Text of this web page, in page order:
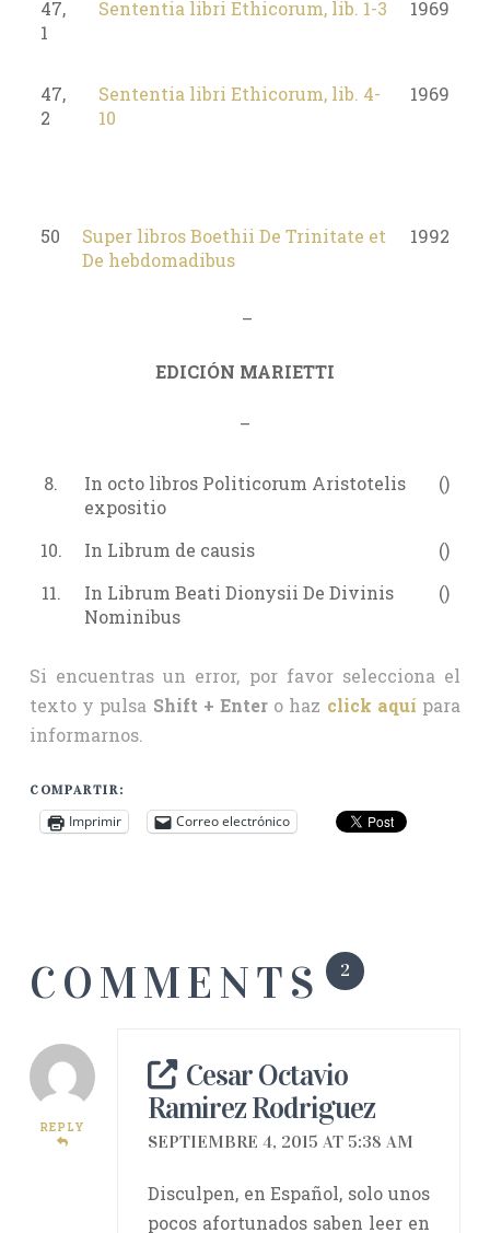
47,
1
Sententia libri Ethicorum, lib. 1-3 1969
47,
2
Sententia libri Ethicorum, lib. 4-
10
1969
50
Super libros Boethii De Trinitate et
De hebdomadibus
1992
–
EDICIÓN MARIETTI
–
8.
In octo libros Politicorum Aristotelis
expositio
()
10. In Librum de causis
()
11.
In Librum Beati Dionysii De Divinis
Nominibus
()
Si encuentras un error, por favor selecciona el
texto y pulsa Shift + Enter o haz click aquí para
informarnos.
COMPARTIR:
Imprimir Correo electrónico
COMMENTS 2
REPLY
Cesar Octavio
Ramirez Rodriguez
SEPTIEMBRE 4, 2015 AT 5:38 AM
Disculpen, en Español, solo unos
pocos afortunados saben leer en